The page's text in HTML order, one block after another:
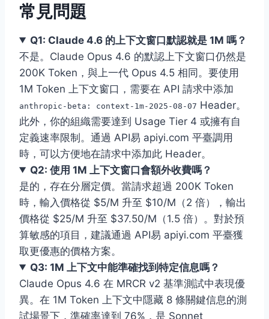
常見問題
Q1: Claude 4.6 的上下文窗口默認就是 1M 嗎？
不是。Claude Opus 4.6 的默認上下文窗口仍然是
200K Token，與上一代 Opus 4.5 相同。要使用
1M Token 上下文窗口，需要在 API 請求中添加
anthropic-beta: context-1m-2025-08-07 Header。
此外，你的組織需要達到 Usage Tier 4 或擁有自
定義速率限制。通過 API易 apiyi.com 平臺調用
時，可以方便地在請求中添加此 Header。
Q2: 使用 1M 上下文窗口會額外收費嗎？
是的，存在分層定價。當請求超過 200K Token
時，輸入價格從 $5/M 升至 $10/M（2 倍），輸出
價格從 $25/M 升至 $37.50/M（1.5 倍）。對於預
算敏感的項目，建議通過 API易 apiyi.com 平臺獲
取更優惠的價格方案。
Q3: 1M 上下文中能準確找到特定信息嗎？
Claude Opus 4.6 在 MRCR v2 基準測試中表現優
異。在 1M Token 上下文中隱藏 8 條關鍵信息的測
試場景下，準確率達到 76%，是 Sonnet